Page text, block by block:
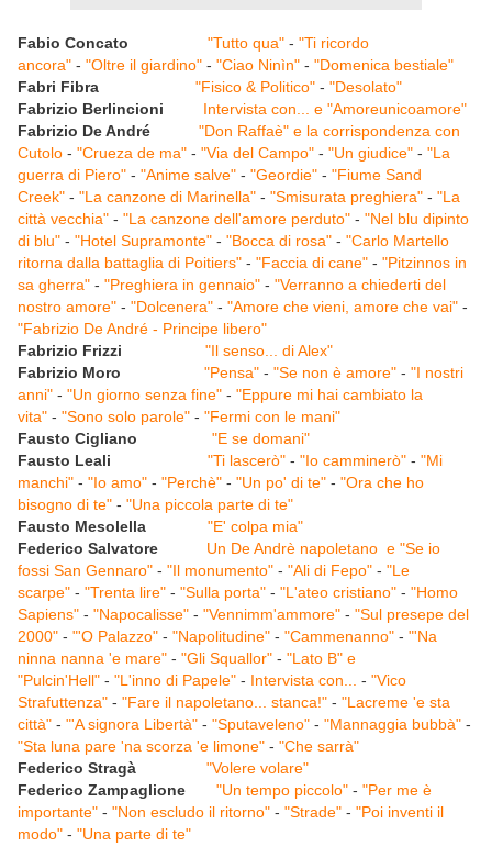
Fabio Concato "Tutto qua" - "Ti ricordo
ancora" - "Oltre il giardino" - "Ciao Ninìn" - "Domenica bestiale"
Fabri Fibra
"Fisico & Politico" - "Desolato"
Fabrizio Berlincioni
Intervista con... e "Amoreunicoamore"
Fabrizio De André
"Don Raffaè" e la corrispondenza con
Cutolo - "Crueza de ma" - "Via del Campo" - "Un giudice" - "La
guerra di Piero" - "Anime salve" - "Geordie" - "Fiume Sand
Creek" - "La canzone di Marinella" - "Smisurata preghiera" - "La
città vecchia" - "La canzone dell'amore perduto" - "Nel blu dipinto
di blu" - "Hotel Supramonte" - "Bocca di rosa" - "Carlo Martello
ritorna dalla battaglia di Poitiers" - "Faccia di cane" - "Pitzinnos in
sa gherra" - "Preghiera in gennaio" - "Verranno a chiederti del
nostro amore" - "Dolcenera" - "Amore che vieni, amore che vai" -
"Fabrizio De André - Principe libero"
Fabrizio Frizzi
"Il senso... di Alex"
Fabrizio Moro
"Pensa" - "Se non è amore" - "I nostri
anni" - "Un giorno senza fine" - "Eppure mi hai cambiato la
vita" - "Sono solo parole" - "Fermi con le mani"
Fausto Cigliano
"E se domani"
Fausto Leali
"Ti lascerò" - "Io camminerò" - "Mi
manchi" - "Io amo" - "Perchè" - "Un po' di te" - "Ora che ho
bisogno di te" - "Una piccola parte di te"
Fausto Mesolella
"E' colpa mia"
Federico Salvatore
Un De Andrè napoletano e "Se io
fossi San Gennaro" - "Il monumento" - "Ali di Fepo" - "Le
scarpe" - "Trenta lire" - "Sulla porta" - "L'ateo cristiano" - "Homo
Sapiens" - "Napocalisse" - "Vennimm'ammore" - "Sul presepe del
2000" - "'O Palazzo" - "Napolitudine" - "Cammenanno" - "'Na
ninna nanna 'e mare" - "Gli Squallor" - "Lato B" e
"Pulcin'Hell" - "L'inno di Papele" - Intervista con... - "Vico
Strafuttenza" - "Fare il napoletano... stanca!" - "Lacreme 'e sta
città" - "'A signora Libertà" - "Sputaveleno" - "Mannaggia bubbà" -
"Sta luna pare 'na scorza 'e limone" - "Che sarrà"
Federico Stragà
"Volere volare"
Federico Zampaglione
"Un tempo piccolo" - "Per me è
importante" - "Non escludo il ritorno" - "Strade" - "Poi inventi il
modo" - "Una parte di te"